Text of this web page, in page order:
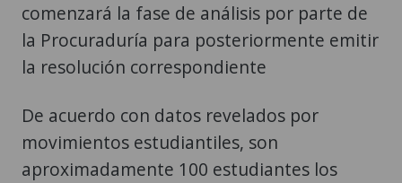
comenzará la fase de análisis por parte de
la Procuraduría para posteriormente emitir
la resolución correspondiente
De acuerdo con datos revelados por
movimientos estudiantiles, son
aproximadamente 100 estudiantes los